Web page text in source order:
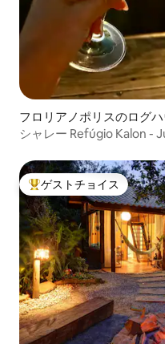
フロリアノポリスのログハ
シャレー Refúgio Kalon -
大好評のゲストチョイス
ゲストチョイス